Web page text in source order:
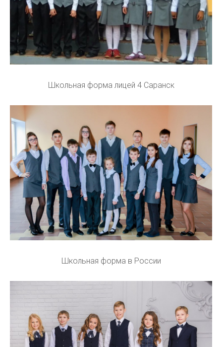
Школьная форма лицей 4 Саранск
Школьная форма в России